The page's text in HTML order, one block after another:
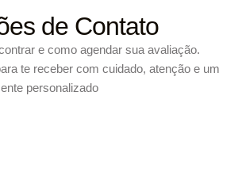
de Contato
e como agendar sua avaliação.
te receber com cuidado, atenção e um
personalizado